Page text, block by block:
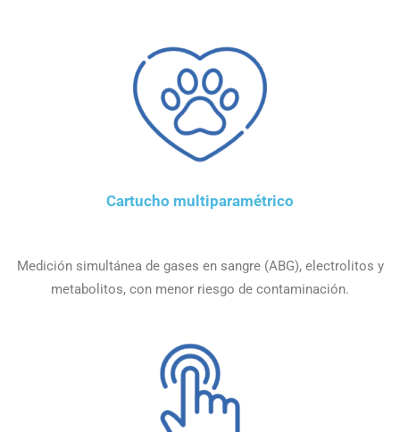
Cartucho multiparamétrico
Medición simultánea de gases en sangre (ABG), electrolitos y
metabolitos, con menor riesgo de contaminación.